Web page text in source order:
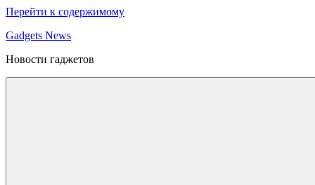
Перейти к содержимому
Gadgets News
Новости гаджетов